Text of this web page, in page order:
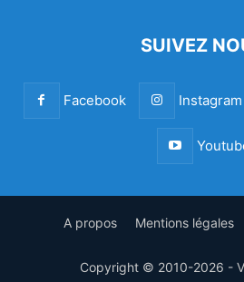
SUIVEZ
Facebook Instagram
A propos Mentions légales
Copyright © 2010-2026 -